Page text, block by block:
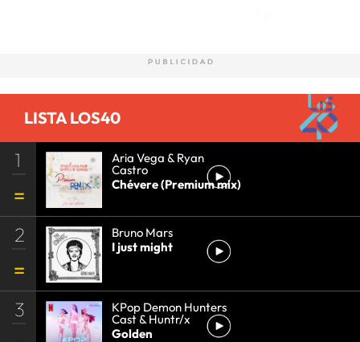
LISTA LOS40
1 Aria Vega & Ryan
Castro
Chévere (Premium mix)
2
Bruno Mars
I just might
3 KPop Demon Hunters
Cast & Huntr/x
Golden